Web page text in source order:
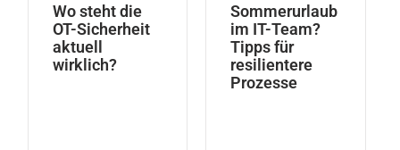
Wo steht die
OT-Sicherheit
aktuell
wirklich?
Sommerurlaub
im IT-Team?
Tipps für
resilientere
Prozesse